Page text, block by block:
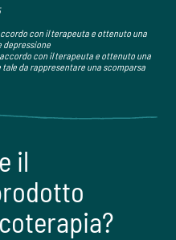
con il terapeuta e ottenuto una
depressione
con il terapeuta e ottenuto una
da rappresentare una scomparsa
il